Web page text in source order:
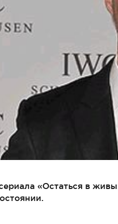
«Остаться в